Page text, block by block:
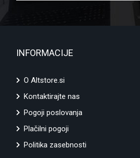
INFORMACIJE
O Altstore.si
Kontaktirajte nas
Pogoji poslovanja
Plačilni pogoji
Politika zasebnosti